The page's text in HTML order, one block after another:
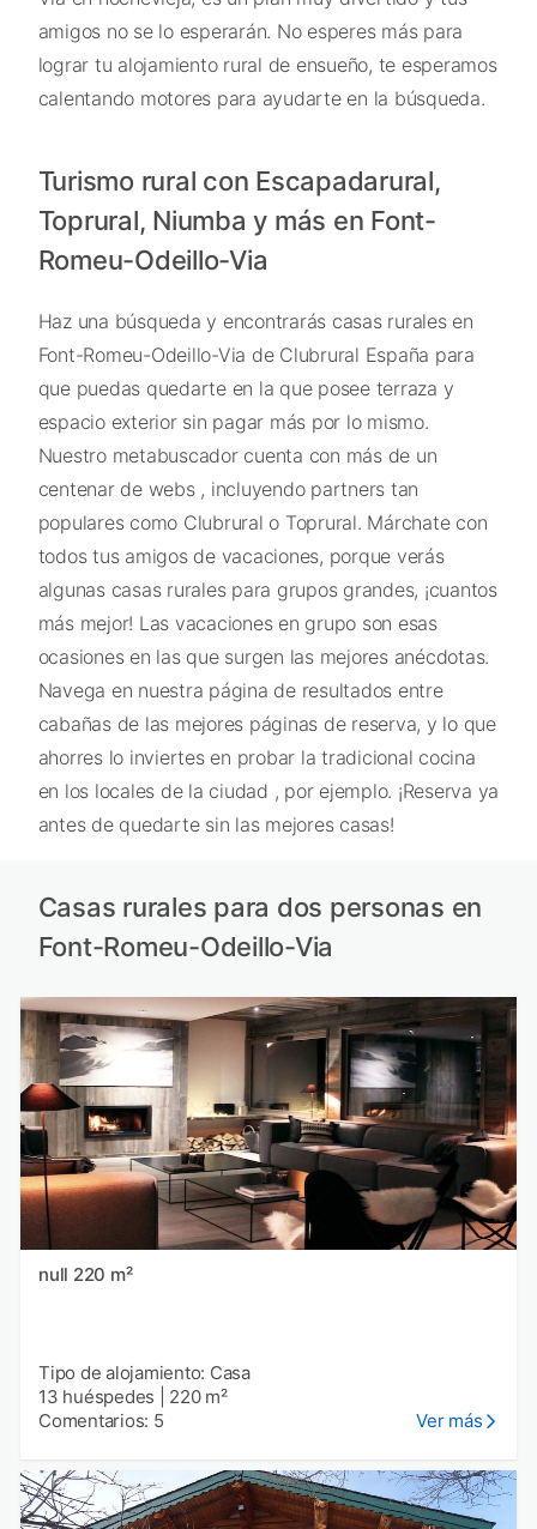
amigos no se lo esperarán. No esperes más para
lograr tu alojamiento rural de ensueño, te esperamos
calentando motores para ayudarte en la búsqueda.
Turismo rural con Escapadarural,
Toprural, Niumba y más en Font-
Romeu-Odeillo-Via
Haz una búsqueda y encontrarás casas rurales en
Font-Romeu-Odeillo-Via de Clubrural España para
que puedas quedarte en la que posee terraza y
espacio exterior sin pagar más por lo mismo.
Nuestro metabuscador cuenta con más de un
centenar de webs , incluyendo partners tan
populares como Clubrural o Toprural. Márchate con
todos tus amigos de vacaciones, porque verás
algunas casas rurales para grupos grandes, ¡cuantos
más mejor! Las vacaciones en grupo son esas
ocasiones en las que surgen las mejores anécdotas.
Navega en nuestra página de resultados entre
cabañas de las mejores páginas de reserva, y lo que
ahorres lo inviertes en probar la tradicional cocina
en los locales de la ciudad , por ejemplo. ¡Reserva ya
antes de quedarte sin las mejores casas!
Casas rurales para dos personas en
Font-Romeu-Odeillo-Via
null 220 m²
Tipo de alojamiento: Casa
13 huéspedes
220 m²
Comentarios: 5
Ver más